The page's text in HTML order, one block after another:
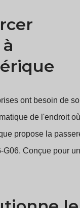
ont besoin de
de l'endroit
propose la
G06. Conçue pour